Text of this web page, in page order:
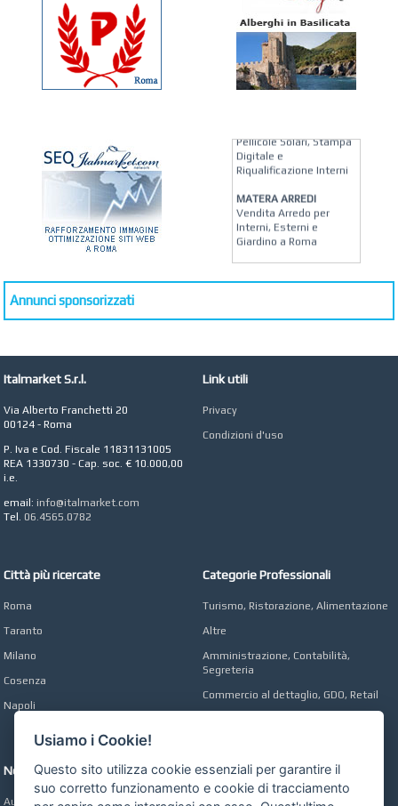
Pellicole Solari, Stampa
Digitale e
Riqualificazione Interni
MATERA ARREDI
Vendita Arredo per
Interni, Esterni e
Giardino a Roma
Antonella Micci,
AZIENDA AGRICOLA DI
Azienda Agricola a
Digital marketing e Web
Annunci sponsorizzati
Italmarket S.r.l.
Via Alberto Franchetti 20
00124 - Roma
P. Iva e Cod. Fiscale 11831131005
REA 1330730 - Cap. soc. € 10.000,00
i.e.
email: info@italmarket.com
Tel. 06.4565.0782
Link utili
Privacy
Condizioni d'uso
Città più ricercate
Roma
Taranto
Milano
Cosenza
Napoli
Categorie Professionali
Turismo, Ristorazione, Alimentazione
Altre
Amministrazione, Contabilità,
Segreteria
Commercio al dettaglio, GDO, Retail
Network
Automobili Online
Usiamo i Cookie!
Questo sito utilizza cookie essenziali per garantire il
suo corretto funzionamento e cookie di tracciamento